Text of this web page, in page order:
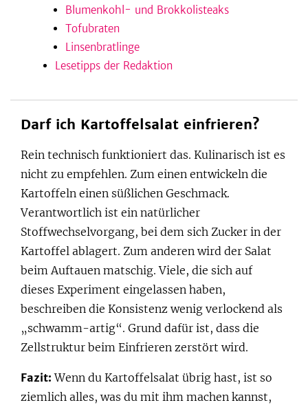
Blumenkohl- und Brokkolisteaks
Tofubraten
Linsenbratlinge
Lesetipps der Redaktion
Darf ich Kartoffelsalat einfrieren?
Rein technisch funktioniert das. Kulinarisch ist es
nicht zu empfehlen. Zum einen entwickeln die
Kartoffeln einen süßlichen Geschmack.
Verantwortlich ist ein natürlicher
Stoffwechselvorgang, bei dem sich Zucker in der
Kartoffel ablagert. Zum anderen wird der Salat
beim Auftauen matschig. Viele, die sich auf
dieses Experiment eingelassen haben,
beschreiben die Konsistenz wenig verlockend als
„schwamm-artig“. Grund dafür ist, dass die
Zellstruktur beim Einfrieren zerstört wird.
Fazit: Wenn du Kartoffelsalat übrig hast, ist so
ziemlich alles, was du mit ihm machen kannst,